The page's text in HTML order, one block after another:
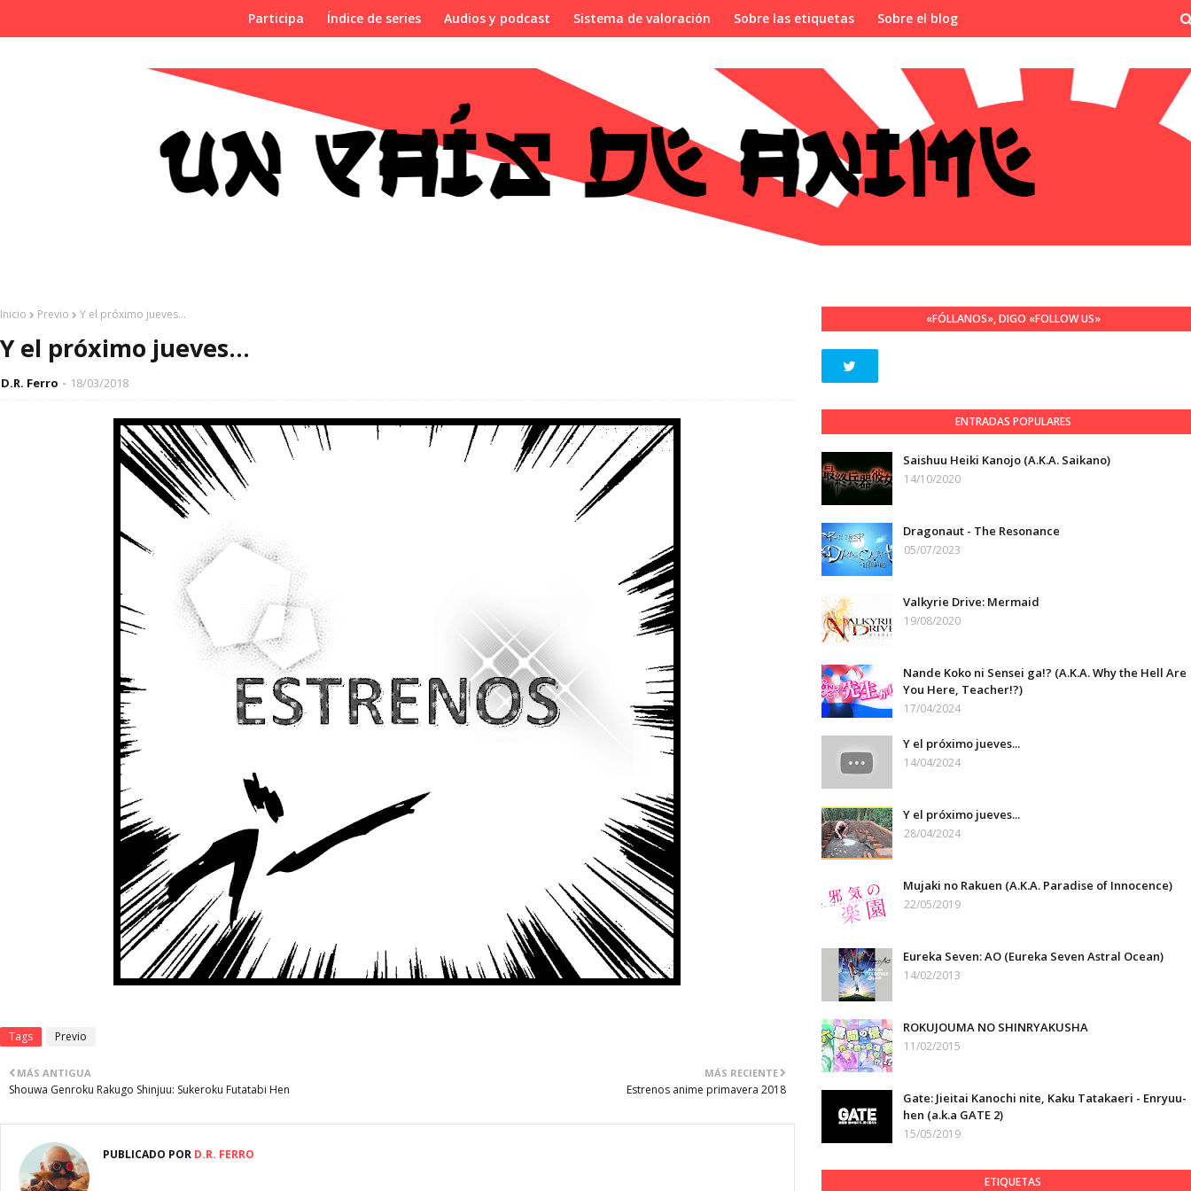
Participa Índice de series Audios y podcast Sistema de valoración Sobre las etiquetas Sobre el blog
Inicio Previo Y el próximo jueves...
Y el próximo jueves...
D.R. Ferro 18/03/2018
Tags Previo
MÁS RECIENTE
Estrenos anime primavera 2018
MÁS ANTIGUA
Shouwa Genroku Rakugo Shinjuu: Sukeroku Futatabi Hen
PUBLICADO POR D.R. FERRO
«FÓLLANOS», DIGO «FOLLOW US»
ENTRADAS POPULARES
Saishuu Heiki Kanojo (A.K.A. Saikano)
14/10/2020
Dragonaut - The Resonance
05/07/2023
Valkyrie Drive: Mermaid
19/08/2020
Nande Koko ni Sensei ga!? (A.K.A. Why the Hell Are
You Here, Teacher!?)
17/04/2024
Y el próximo jueves...
14/04/2024
Y el próximo jueves...
28/04/2024
Mujaki no Rakuen (A.K.A. Paradise of Innocence)
22/05/2019
Eureka Seven: AO (Eureka Seven Astral Ocean)
14/02/2013
ROKUJOUMA NO SHINRYAKUSHA
11/02/2015
Gate: Jieitai Kanochi nite, Kaku Tatakaeri - Enryuu-
hen (a.k.a GATE 2)
15/05/2019
ETIQUETAS